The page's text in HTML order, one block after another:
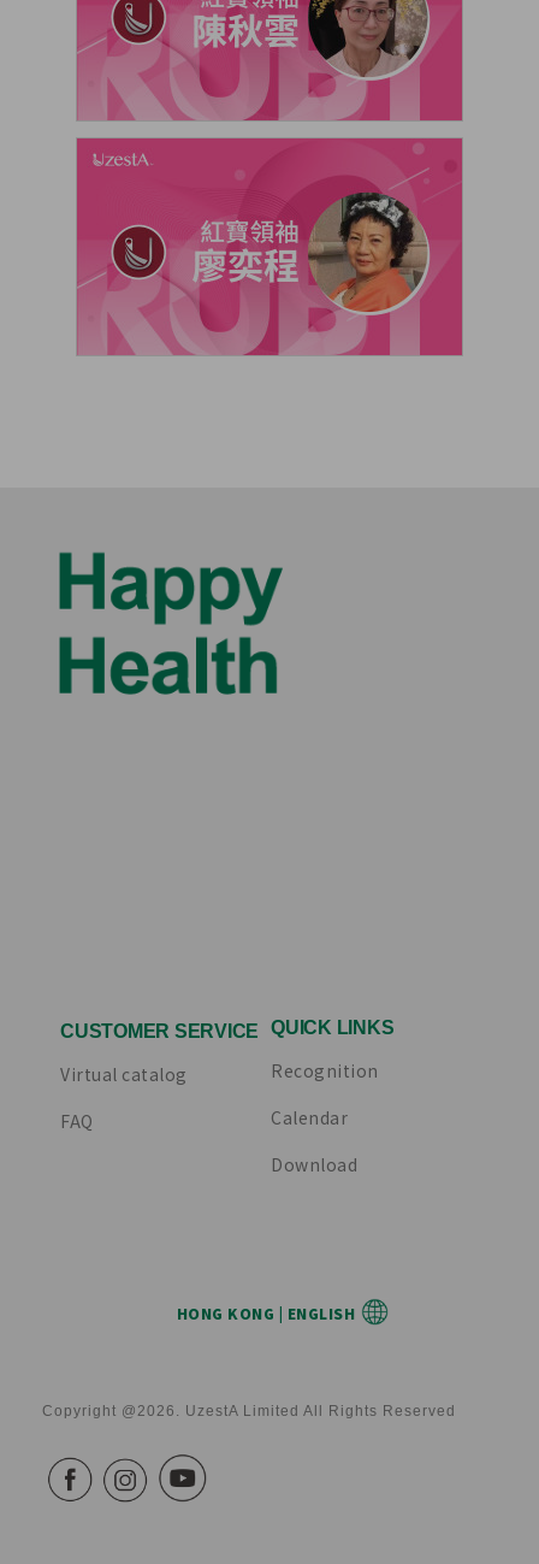
CUSTOMER SERVICE
Virtual catalog
FAQ
QUICK LINKS
Recognition
Calendar
Download
HONG KONG | ENGLISH
Copyright @2026. UzestA Limited All Rights Reserved